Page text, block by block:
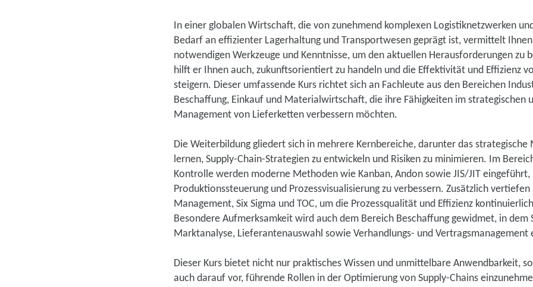
In einer globalen Wirtschaft, die von zunehmend komplexen Logistiknetzwerken
Bedarf an effizienter Lagerhaltung und Transportwesen geprägt ist, vermittelt
notwendigen Werkzeuge und Kenntnisse, um den aktuellen Herausforderungen zu
hilft er Ihnen auch, zukunftsorientiert zu handeln und die Effektivität und Effizienz
steigern. Dieser umfassende Kurs richtet sich an Fachleute aus den Bereichen
Beschaffung, Einkauf und Materialwirtschaft, die ihre Fähigkeiten im strategischen
Management von Lieferketten verbessern möchten.
Die Weiterbildung gliedert sich in mehrere Kernbereiche, darunter das strategische
lernen, Supply-Chain-Strategien zu entwickeln und Risiken zu minimieren. Im
Kontrolle werden moderne Methoden wie Kanban, Andon sowie JIS/JIT eingeführt,
Produktionssteuerung und Prozessvisualisierung zu verbessern. Zusätzlich vertiefen
Management, Six Sigma und TOC, um die Prozessqualität und Effizienz
Besondere Aufmerksamkeit wird auch dem Bereich Beschaffung gewidmet, in dem
Marktanalyse, Lieferantenauswahl sowie Verhandlungs- und Vertragsmanagement
Dieser Kurs bietet nicht nur praktisches Wissen und unmittelbare Anwendbarkeit,
auch darauf vor, führende Rollen in der Optimierung von Supply-Chains